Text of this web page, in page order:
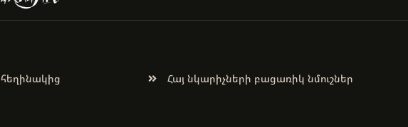
Հայ նկարիչների բացառիկ նմուշներ